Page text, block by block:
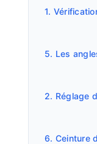
1.
5. Les
2. Réglage
6. Ceinture